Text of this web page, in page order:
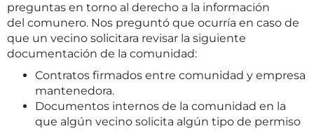
preguntas en torno al derecho a la información
del comunero. Nos preguntó que ocurría en caso de
que un vecino solicitara revisar la siguiente
documentación de la comunidad:
Contratos firmados entre comunidad y empresa
mantenedora.
Documentos internos de la comunidad en la
que algún vecino solicita algún tipo de permiso